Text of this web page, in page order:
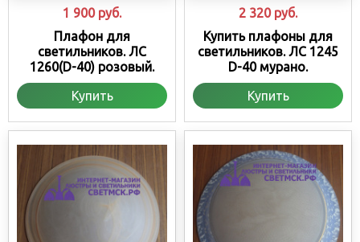
1 900 руб.
Плафон для
светильников. ЛС
1260(D-40) розовый.
Купить
2 320 руб.
Купить плафоны для
светильников. ЛС 1245
D-40 мурано.
Купить